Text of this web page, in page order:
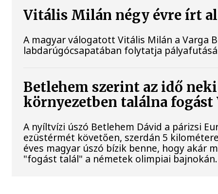
Vitális Milán négy évre írt
A magyar válogatott Vitális Milán a Varga
labdarúgócsapatában folytatja
Betlehem szerint az idő
környezetben találna
A nyíltvízi úszó Betlehem Dávid a párizsi
ezüstérmét követően, szerdán 5
éves magyar úszó bízik benne, hogy akár
"fogást talál" a németek olimpiai bajnokán.